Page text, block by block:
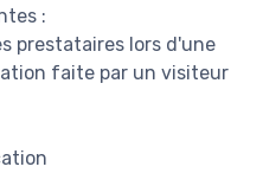
:
prestataires lors d'une
faite par un visiteur